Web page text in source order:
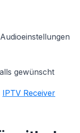
gewünscht
IPTV Receiver